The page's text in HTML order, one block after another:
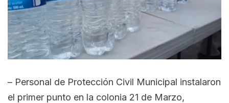
– Personal de Protección Civil Municipal instalaron
el primer punto en la colonia 21 de Marzo,